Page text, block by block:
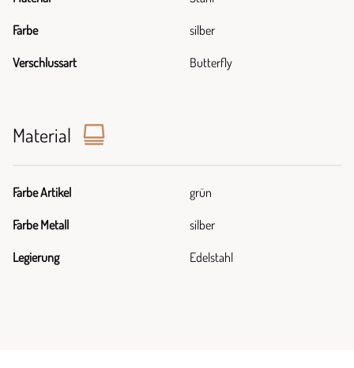
Farbe silber
Verschlussart Butterfly
Material
Farbe Artikel grün
Farbe Metall silber
Legierung Edelstahl